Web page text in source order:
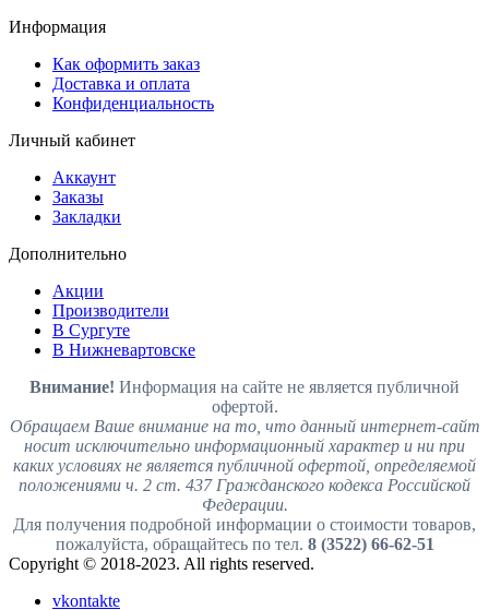
Информация
Как оформить заказ
Доставка и оплата
Конфиденциальность
Личный кабинет
Аккаунт
Заказы
Закладки
Дополнительно
Акции
Производители
В Сургуте
В Нижневартовске
Внимание! Информация на сайте не является публичной
офертой.
Обращаем Ваше внимание на то, что данный интернет-сайт
носит исключительно информационный характер и ни при
каких условиях не является публичной офертой, определяемой
положениями ч. 2 ст. 437 Гражданского кодекса Российской
Федерации.
Для получения подробной информации о стоимости товаров,
пожалуйста, обращайтесь по тел. 8 (3522) 66-62-51
Copyright © 2018-2023. All rights reserved.
vkontakte